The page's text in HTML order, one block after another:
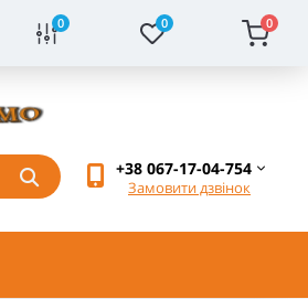
0 0 0
+38 067-17-04-754
Замовити дзвінок